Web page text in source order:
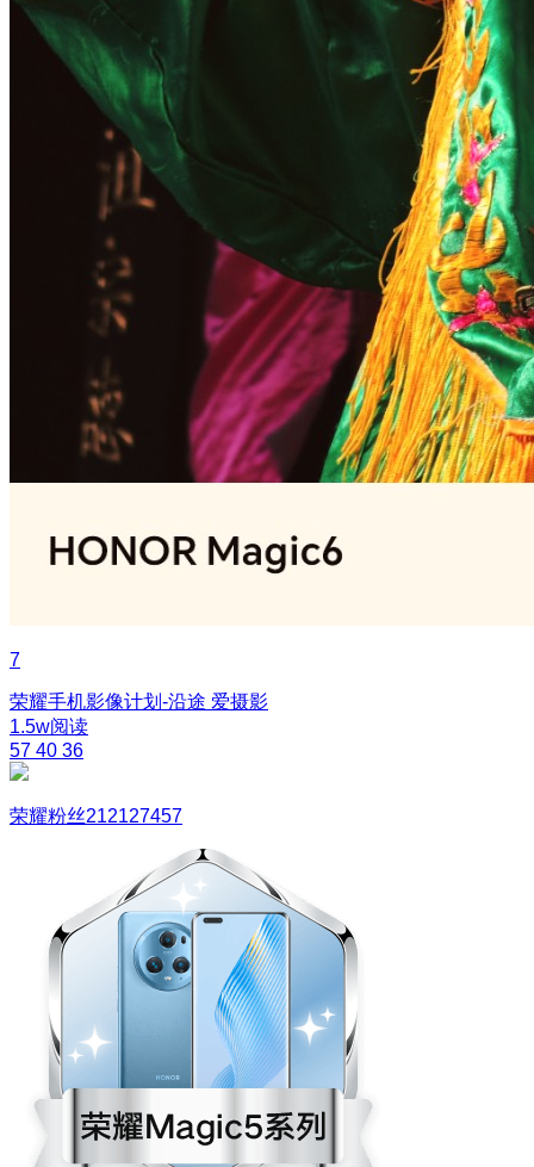
7
荣耀手机影像计划-沿途 爱摄影
1.5w阅读
57 40 36
荣耀粉丝212127457